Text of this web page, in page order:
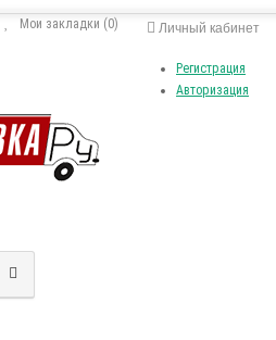
Личный кабинет
Регистрация
Авторизация
Мои закладки (0)